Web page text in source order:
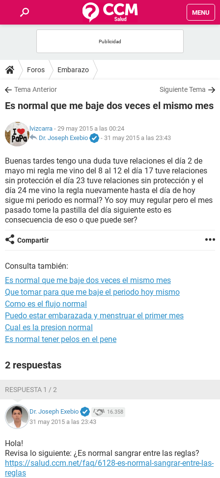
MENU
FOROS
SALUD
NUTRICIÓN
BIENESTAR
SEXUALIDAD
GLOSARIO
Foros Embarazo
Tema Anterior Siguiente Tema
Es normal que me baje dos veces el mismo mes
lvizcarra - 29 may 2015 a las 00:24
Dr. Joseph Exebio
- 31 may 2015 a las 23:43
Buenas tardes tengo una duda tuve relaciones el día 2 de
mayo mi regla me vino del 8 al 12 el día 17 tuve relaciones
sin protección el día 23 tuve relaciones sin protección y el
día 24 me vino la regla nuevamente hasta el día de hoy
sigue mi periodo es normal? Yo soy muy regular pero el mes
pasado tome la pastilla del día siguiente esto es
consecuencia de eso o que puede ser?
Compartir
Consulta también:
Es normal que me baje dos veces el mismo mes
Que tomar para que me baje el periodo hoy mismo
Como es el flujo normal
Puedo estar embarazada y menstruar el primer mes
Cual es la presion normal
Es normal tener pelos en el pene
2 respuestas
RESPUESTA 1 / 2
Dr. Joseph Exebio 16.358
31 may 2015 a las 23:43
Hola!
Revisa lo siguiente: ¿Es normal sangrar entre las reglas?
https://salud.ccm.net/faq/6128-es-normal-sangrar-entre-las-
reglas